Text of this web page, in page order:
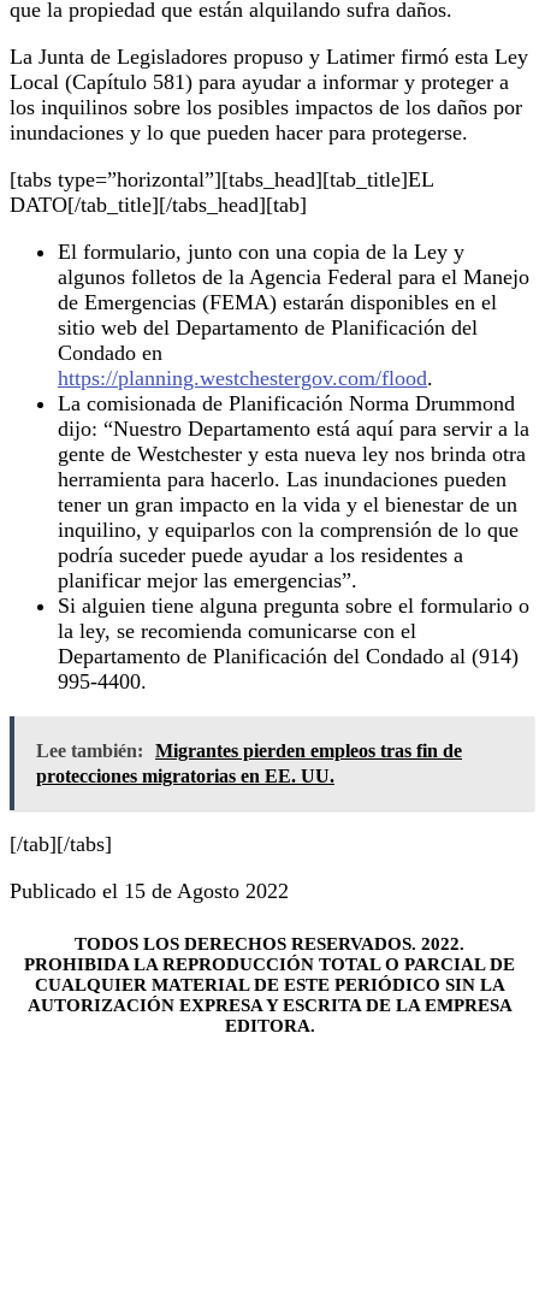
que la propiedad que están alquilando sufra daños.
La Junta de Legisladores propuso y Latimer firmó esta Ley
Local (Capítulo 581) para ayudar a informar y proteger a
los inquilinos sobre los posibles impactos de los daños por
inundaciones y lo que pueden hacer para protegerse.
[tabs type=”horizontal”][tabs_head][tab_title]EL
DATO[/tab_title][/tabs_head][tab]
El formulario, junto con una copia de la Ley y
algunos folletos de la Agencia Federal para el Manejo
de Emergencias (FEMA) estarán disponibles en el
sitio web del Departamento de Planificación del
Condado en
https://planning.westchestergov.com/flood.
La comisionada de Planificación Norma Drummond
dijo: “Nuestro Departamento está aquí para servir a la
gente de Westchester y esta nueva ley nos brinda otra
herramienta para hacerlo. Las inundaciones pueden
tener un gran impacto en la vida y el bienestar de un
inquilino, y equiparlos con la comprensión de lo que
podría suceder puede ayudar a los residentes a
planificar mejor las emergencias”.
Si alguien tiene alguna pregunta sobre el formulario o
la ley, se recomienda comunicarse con el
Departamento de Planificación del Condado al (914)
995-4400.
Lee también:
Migrantes pierden empleos tras fin de
protecciones migratorias en EE. UU.
[/tab][/tabs]
Publicado el 15 de Agosto 2022
TODOS LOS DERECHOS RESERVADOS. 2022.
PROHIBIDA LA REPRODUCCIÓN TOTAL O PARCIAL DE
CUALQUIER MATERIAL DE ESTE PERIÓDICO SIN LA
AUTORIZACIÓN EXPRESA Y ESCRITA DE LA EMPRESA
EDITORA.